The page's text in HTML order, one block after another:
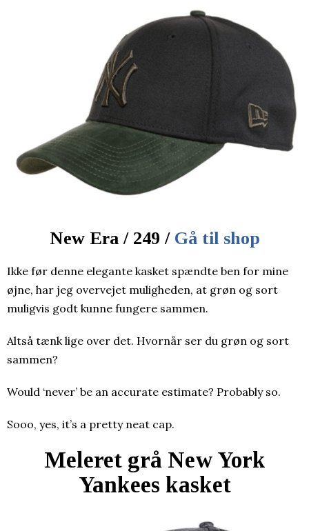
New Era / 249 / Gå til shop
Ikke før denne elegante kasket spændte ben for mine
øjne, har jeg overvejet muligheden, at grøn og sort
muligvis godt kunne fungere sammen.
Altså tænk lige over det. Hvornår ser du grøn og sort
sammen?
Would ‘never’ be an accurate estimate? Probably so.
Sooo, yes, it’s a pretty neat cap.
Meleret grå New York
Yankees kasket